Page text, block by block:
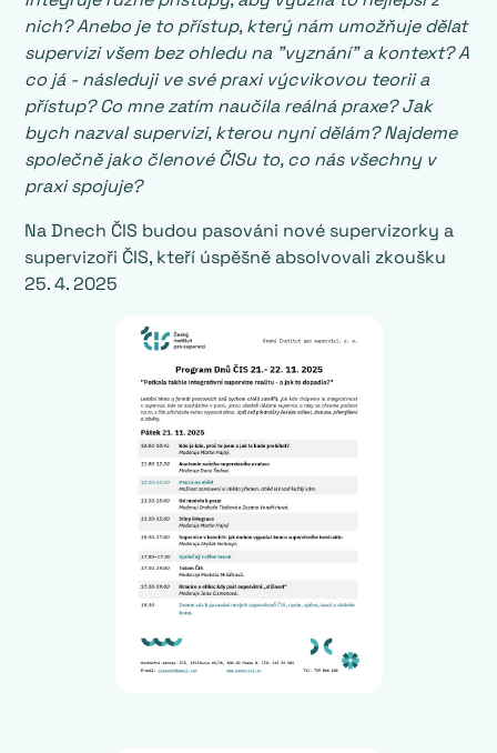
nich? Anebo je to přístup, který nám umožňuje dělat
supervizi všem bez ohledu na "vyznání" a kontext? A
co já - následuji ve své praxi výcvikovou teorii a
přístup? Co mne zatím naučila reálná praxe? Jak
bych nazval supervizi, kterou nyní dělám? Najdeme
společně jako členové ČISu to, co nás všechny v
praxi spojuje?
Na Dnech ČIS budou pasováni nové supervizorky a
supervizoři ČIS, kteří úspěšně absolvovali zkoušku
25. 4. 2025